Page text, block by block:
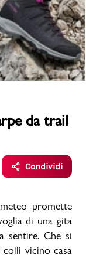
da trail
Condividi
promette
di una gita
sentire. Che si
colli vicino casa